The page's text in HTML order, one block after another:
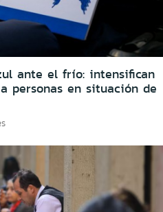
ante el frío: intensifican
personas en situación de